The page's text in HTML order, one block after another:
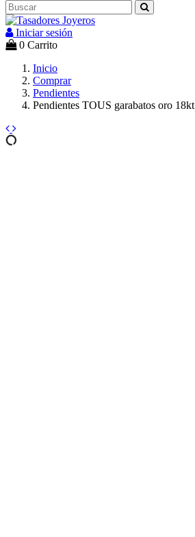
Iniciar sesión
0 Carrito
Inicio
Comprar
Pendientes
Pendientes TOUS garabatos oro 18kt